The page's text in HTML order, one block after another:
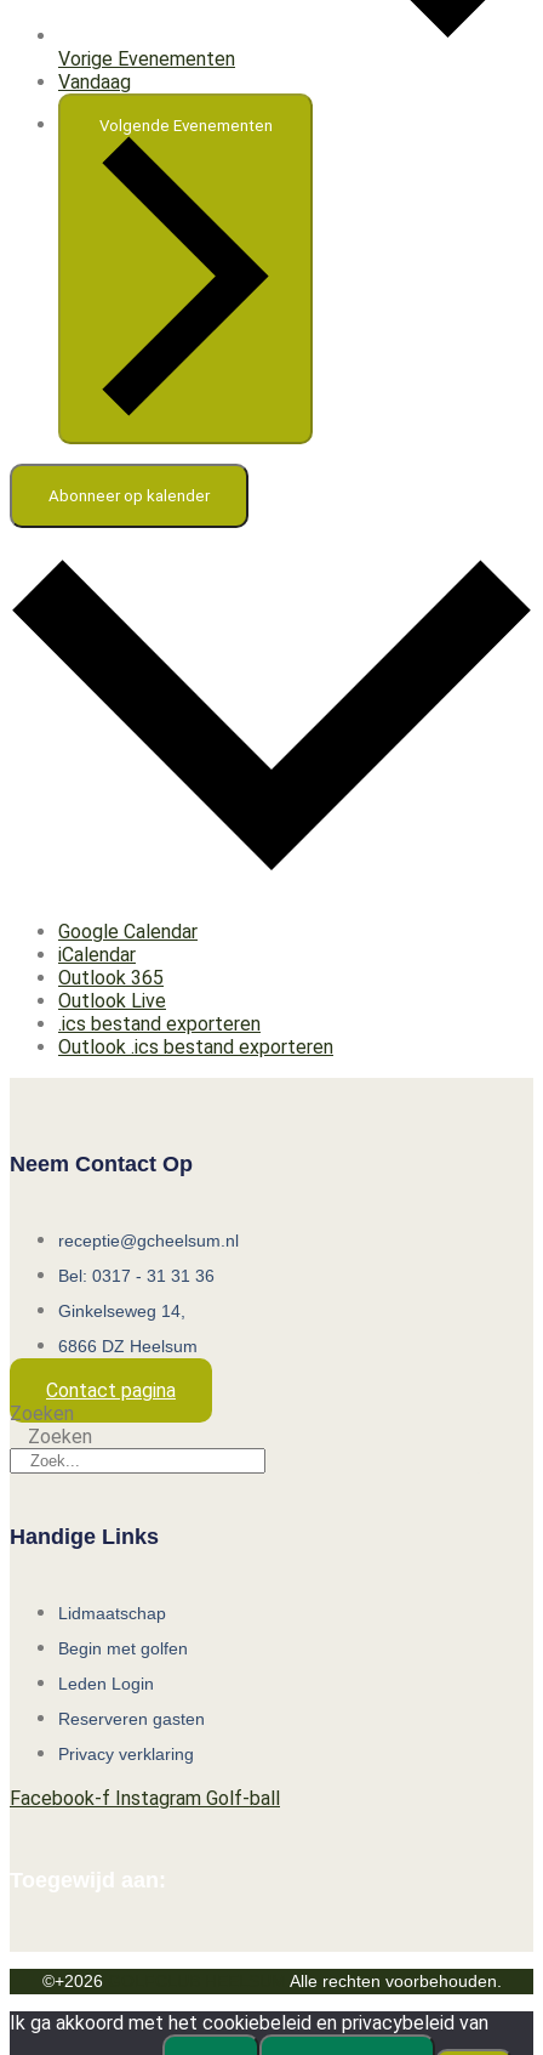
Vorige Evenementen
Vandaag
Volgende Evenementen
Abonneer op kalender
Google Calendar
iCalendar
Outlook 365
Outlook Live
.ics bestand exporteren
Outlook .ics bestand exporteren
Neem Contact Op
receptie@gcheelsum.nl
Bel: 0317 - 31 31 36
Ginkelseweg 14,
6866 DZ Heelsum
Contact pagina
Zoeken
Zoeken
Handige Links
Lidmaatschap
Begin met golfen
Leden Login
Reserveren gasten
Privacy verklaring
Facebook-f Instagram Golf-ball
Toegewijd aan:
©+2026 Alle rechten voorbehouden.
Ik ga akkoord met het cookiebeleid en privacybeleid van